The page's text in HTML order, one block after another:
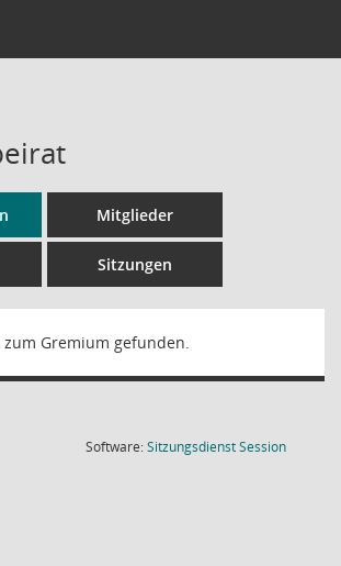
Mitglieder
Sitzungen
zum Gremium gefunden.
Software:SitzungsdienstSession(Wird in